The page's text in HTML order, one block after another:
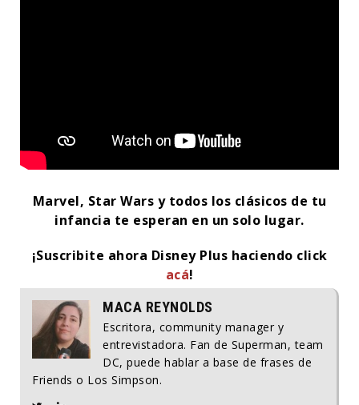
Marvel, Star Wars y todos los clásicos de tu
infancia te esperan en un solo lugar.
¡Suscribite ahora Disney Plus haciendo click
acá!
MACA REYNOLDS
Escritora, community manager y
entrevistadora. Fan de Superman, team
DC, puede hablar a base de frases de
Friends o Los Simpson.